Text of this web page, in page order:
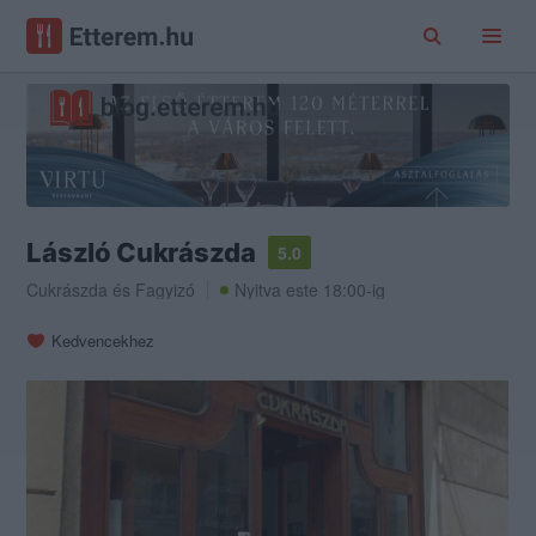
László Cukrászda
5.0
Cukrászda és Fagyizó Nyitva este 18:00-ig
Kedvencekhez